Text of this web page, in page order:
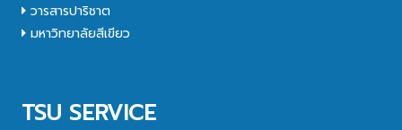
วารสารปาริชาต
มหาวิทยาลัยสีเขียว
TSU SERVICE